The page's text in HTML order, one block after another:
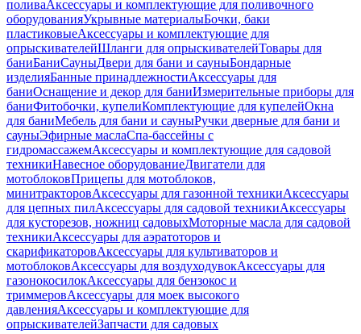
поливаАксессуары и комплектующие для поливочного
оборудованияУкрывные материалыБочки, баки
пластиковыеАксессуары и комплектующие для
опрыскивателейШланги для опрыскивателейТовары для
баниБаниСауныДвери для бани и сауныБондарные
изделияБанные принадлежностиАксессуары для
баниОснащение и декор для баниИзмерительные приборы для
баниФитобочки, купелиКомплектующие для купелейОкна
для баниМебель для бани и сауныРучки дверные для бани и
сауныЭфирные маслаСпа-бассейны с
гидромассажемАксессуары и комплектующие для садовой
техникиНавесное оборудованиеДвигатели для
мотоблоковПрицепы для мотоблоков,
минитракторовАксессуары для газонной техникиАксессуары
для цепных пилАксессуары для садовой техникиАксессуары
для кусторезов, ножниц садовыхМоторные масла для садовой
техникиАксессуары для аэратоторов и
скарификаторовАксессуары для культиваторов и
мотоблоковАксессуары для воздуходувокАксессуары для
газонокосилокАксессуары для бензокос и
триммеровАксессуары для моек высокого
давленияАксессуары и комплектующие для
опрыскивателейЗапчасти для садовых